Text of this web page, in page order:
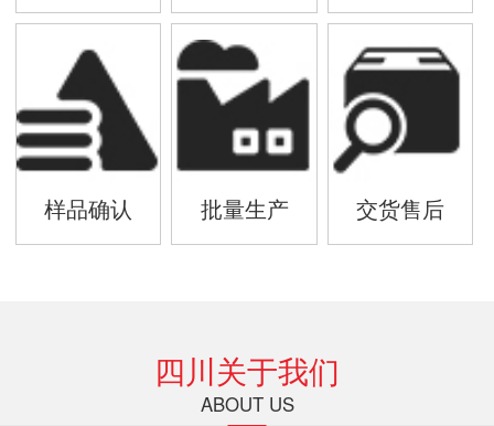
样品确认 批量生产 交货售后
四川关于我们
ABOUT US